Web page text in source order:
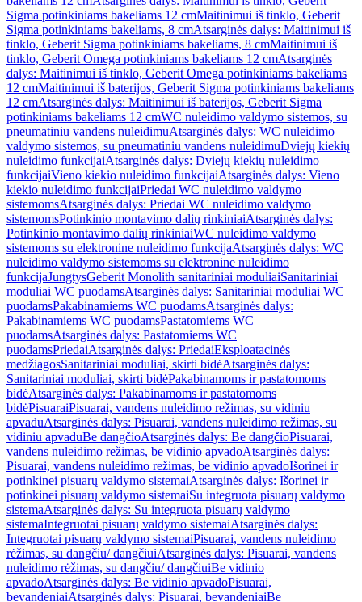
Sigma potinkiniams bakeliams 12 cmMaitinimui iš tinklo, Geberit
Sigma potinkiniams bakeliams, 8 cmAtsarginės dalys: Maitinimui iš
tinklo, Geberit Sigma potinkiniams bakeliams, 8 cmMaitinimui iš
tinklo, Geberit Omega potinkiniams bakeliams 12 cmAtsarginės
dalys: Maitinimui iš tinklo, Geberit Omega potinkiniams bakeliams
12 cmMaitinimui iš baterijos, Geberit Sigma potinkiniams bakeliams
12 cmAtsarginės dalys: Maitinimui iš baterijos, Geberit Sigma
potinkiniams bakeliams 12 cmWC nuleidimo valdymo sistemos, su
pneumatiniu vandens nuleidimuAtsarginės dalys: WC nuleidimo
valdymo sistemos, su pneumatiniu vandens nuleidimuDviejų kiekių
nuleidimo funkcijaiAtsarginės dalys: Dviejų kiekių nuleidimo
funkcijaiVieno kiekio nuleidimo funkcijaiAtsarginės dalys: Vieno
kiekio nuleidimo funkcijaiPriedai WC nuleidimo valdymo
sistemomsAtsarginės dalys: Priedai WC nuleidimo valdymo
sistemomsPotinkinio montavimo dalių rinkiniaiAtsarginės dalys:
Potinkinio montavimo dalių rinkiniaiWC nuleidimo valdymo
sistemoms su elektronine nuleidimo funkcijaAtsarginės dalys: WC
nuleidimo valdymo sistemoms su elektronine nuleidimo
funkcijaJungtysGeberit Monolith sanitariniai moduliaiSanitariniai
moduliai WC puodamsAtsarginės dalys: Sanitariniai moduliai WC
puodamsPakabinamiems WC puodamsAtsarginės dalys:
Pakabinamiems WC puodamsPastatomiems WC
puodamsAtsarginės dalys: Pastatomiems WC
puodamsPriedaiAtsarginės dalys: PriedaiEksploatacinės
medžiagosSanitariniai moduliai, skirti bidėAtsarginės dalys:
Sanitariniai moduliai, skirti bidėPakabinamoms ir pastatomoms
bidėAtsarginės dalys: Pakabinamoms ir pastatomoms
bidėPisuaraiPisuarai, vandens nuleidimo režimas, su vidiniu
apvaduAtsarginės dalys: Pisuarai, vandens nuleidimo režimas, su
vidiniu apvaduBe dangčioAtsarginės dalys: Be dangčioPisuarai,
vandens nuleidimo režimas, be vidinio apvadoAtsarginės dalys:
Pisuarai, vandens nuleidimo režimas, be vidinio apvadoIšorinei ir
potinkinei pisuarų valdymo sistemaiAtsarginės dalys: Išorinei ir
potinkinei pisuarų valdymo sistemaiSu integruota pisuarų valdymo
sistemaAtsarginės dalys: Su integruota pisuarų valdymo
sistemaIntegruotai pisuarų valdymo sistemaiAtsarginės dalys:
Integruotai pisuarų valdymo sistemaiPisuarai, vandens nuleidimo
rėžimas, su dangčiu/ dangčiuiAtsarginės dalys: Pisuarai, vandens
nuleidimo rėžimas, su dangčiu/ dangčiuiBe vidinio
apvadoAtsarginės dalys: Be vidinio apvadoPisuarai,
bevandeniaiAtsarginės dalys: Pisuarai, bevandeniaiBe